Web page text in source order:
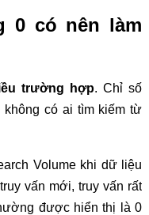
0 có nên làm
trường hợp. Chỉ số
có ai tìm kiếm từ
Volume khi dữ liệu
vấn mới, truy vấn rất
được hiển thị là 0